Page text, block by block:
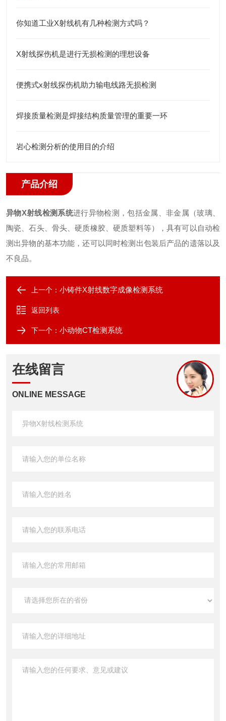
你知道工业X射线机有几种检测方式吗？
X射线探伤机是进行无损检测的理想设备
便携式x射线探伤机助力输电线路无损检测
焊接质量检测是焊接结构质量管理的重要一环
岩心检测分析的使用目的介绍
产品介绍
异物X射线检测系统进行异物检测，包括金属、非金属（玻璃、
陶瓷、石头、骨头、硬质橡胶、硬质塑料等），具有可以自动检
测出异物的基本功能，还可以同时检测出包装后产品的遗落以及
不良品。
上一个： 小铸件X射线数字成像检测系统
返回列表
下一个： 小动物CT检测系统
在线留言
ONLINE MESSAGE